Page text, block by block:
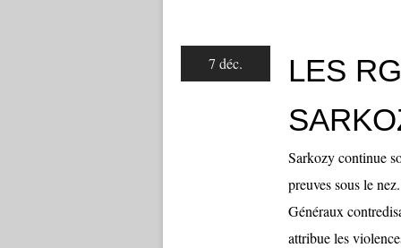
7 déc.
LES
Sarkozy continue
preuves sous le
Généraux
attribue les